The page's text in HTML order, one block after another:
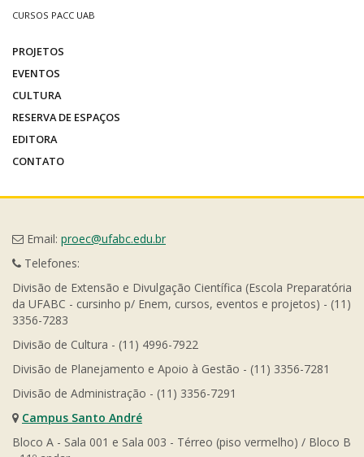
CURSOS PACC UAB
PROJETOS
EVENTOS
CULTURA
RESERVA DE ESPAÇOS
EDITORA
CONTATO
Email: proec@ufabc.edu.br
Telefones:
Divisão de Extensão e Divulgação Científica (Escola Preparatória
da UFABC - cursinho p/ Enem, cursos, eventos e projetos) - (11)
3356-7283
Divisão de Cultura - (11) 4996-7922
Divisão de Planejamento e Apoio à Gestão - (11) 3356-7281
Divisão de Administração - (11) 3356-7291
Campus Santo André
Bloco A - Sala 001 e Sala 003 - Térreo (piso vermelho) / Bloco B